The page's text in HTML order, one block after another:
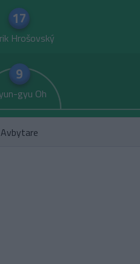
17
Hrošovský
9
gyu Oh
Avbytare